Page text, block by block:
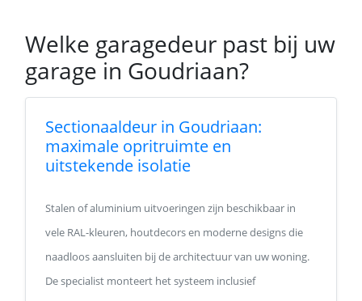
Welke garagedeur past bij uw
garage in Goudriaan?
Sectionaaldeur in Goudriaan:
maximale opritruimte en
uitstekende isolatie
Stalen of aluminium uitvoeringen zijn beschikbaar in
vele RAL-kleuren, houtdecors en moderne designs die
naadloos aansluiten bij de architectuur van uw woning.
De specialist monteert het systeem inclusief